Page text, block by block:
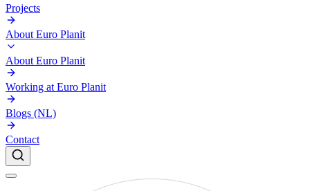
Projects
About Euro Planit
About Euro Planit
Working at Euro Planit
Blogs (NL)
Contact